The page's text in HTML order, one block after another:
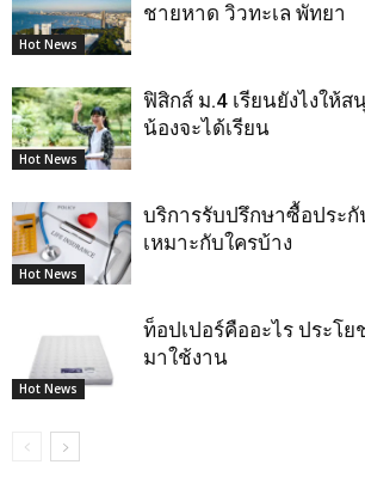
Hot News
ชายหาด วิวทะเล พัทยา
Hot News
ฟิสิกส์ ม.4 เรียนยังไงให้ส
น้องจะได้เรียน
Hot News
บริการรับปรึกษาซื้อประ
เหมาะกับใครบ้าง
Hot News
ท็อปเปอร์คืออะไร ประโย
มาใช้งาน